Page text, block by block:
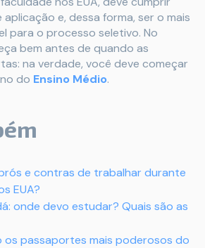
e, dessa forma, ser o mais
para o processo seletivo. No
bem antes de quando as
na verdade, você deve começar
do Ensino Médio.
e contras de trabalhar durante
EUA?
onde devo estudar? Quais são as
os passaportes mais poderosos do